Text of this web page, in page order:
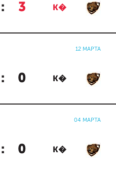
: 3 К�
12 МАРТА
: 0 К�
04 МАРТА
: 0 К�